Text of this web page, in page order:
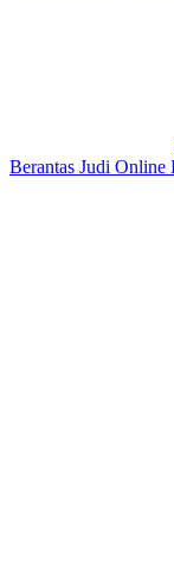
Berantas Judi